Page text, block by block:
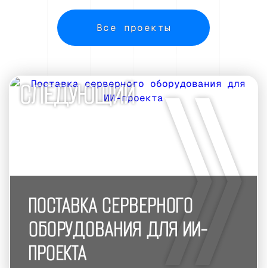
Все проекты
ПОСТАВКА СЕРВЕРНОГО
ОБОРУДОВАНИЯ ДЛЯ ИИ-
ПРОЕКТА